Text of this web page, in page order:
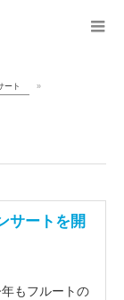
menu
ート
»
サートを開
もフルートの